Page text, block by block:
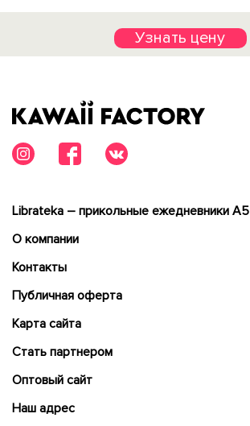
Узнать цену
Librateka – прикольные ежедневники А5
О компании
Контакты
Публичная оферта
Карта сайта
Cтать партнером
Оптовый сайт
Наш адрес